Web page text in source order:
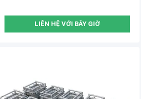
LIÊN HỆ VỚI BÂY GIỜ